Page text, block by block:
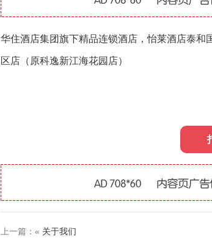
华住酒店集团旗下精品连锁酒店，怡莱酒店泰
区店（原科逸新江海花园店）
上一篇：« 关于我们